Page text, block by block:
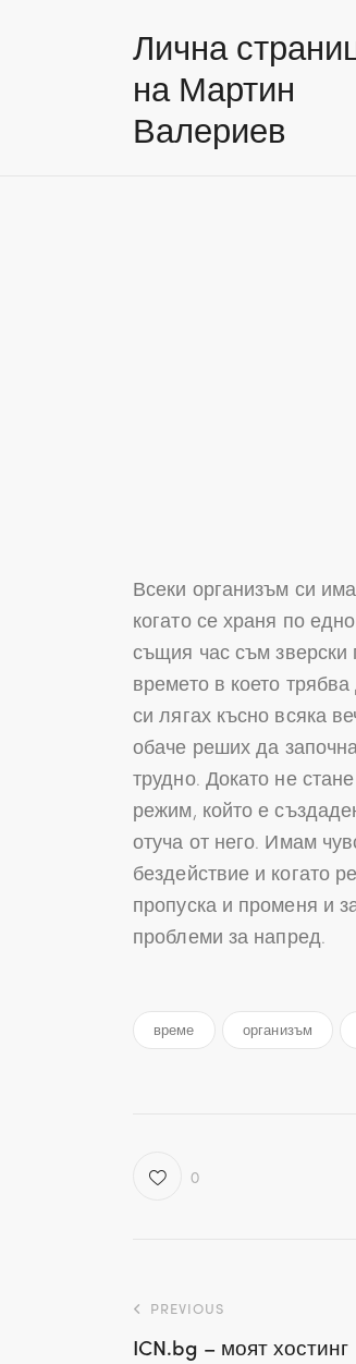
Лична
на Мартин
Валериев
Всеки организъм си
когато се храня по
същия час съм зверски
времето в което
си лягах късно всяка
обаче реших да
трудно. Докато не
режим, който е
отуча от него. Имам
бездействие и когато
пропуска и променя и
проблеми за напред.
време организъм
0
Навигация
PREVIOUS
ICN.bg – моят хостинг